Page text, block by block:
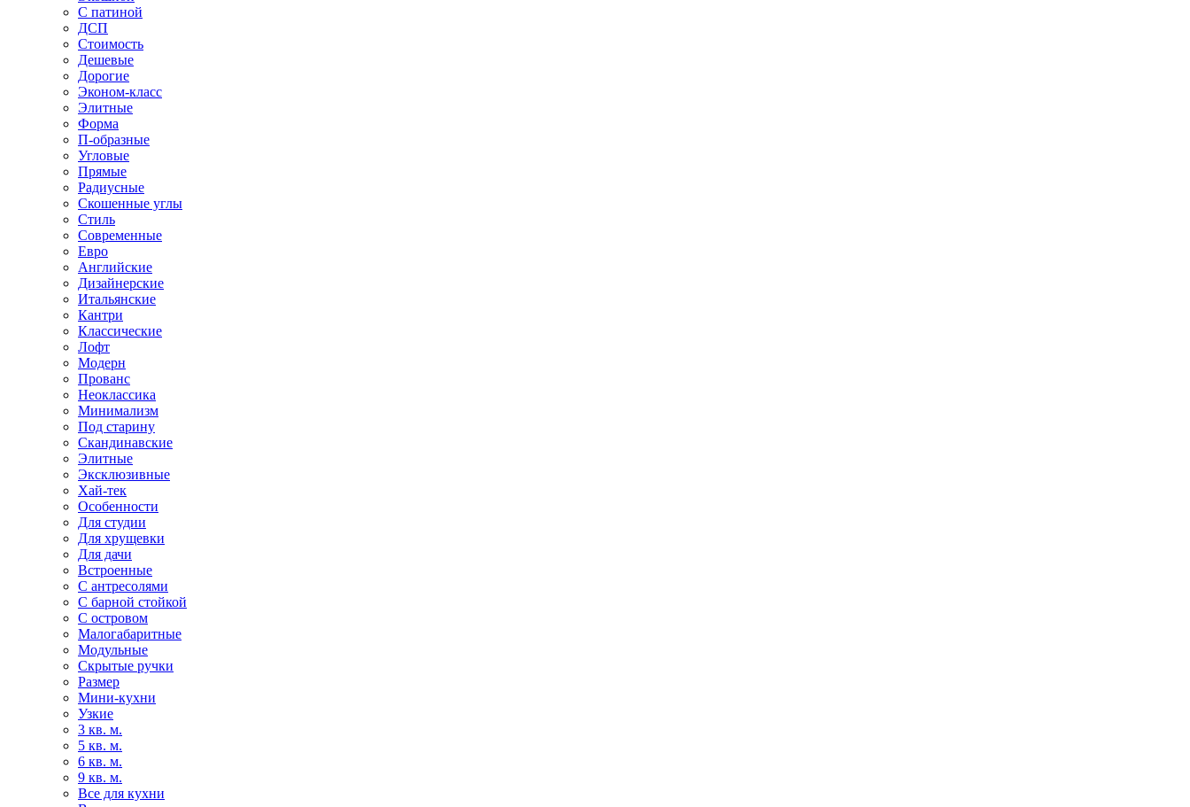
С патиной
ДСП
Стоимость
Дешевые
Дорогие
Эконом-класс
Элитные
Форма
П-образные
Угловые
Прямые
Радиусные
Скошенные углы
Стиль
Современные
Евро
Английские
Дизайнерские
Итальянские
Кантри
Классические
Лофт
Модерн
Прованс
Неоклассика
Минимализм
Под старину
Скандинавские
Элитные
Эксклюзивные
Хай-тек
Особенности
Для студии
Для хрущевки
Для дачи
Встроенные
С антресолями
С барной стойкой
С островом
Малогабаритные
Модульные
Скрытые ручки
Размер
Мини-кухни
Узкие
3 кв. м.
5 кв. м.
6 кв. м.
9 кв. м.
Все для кухни